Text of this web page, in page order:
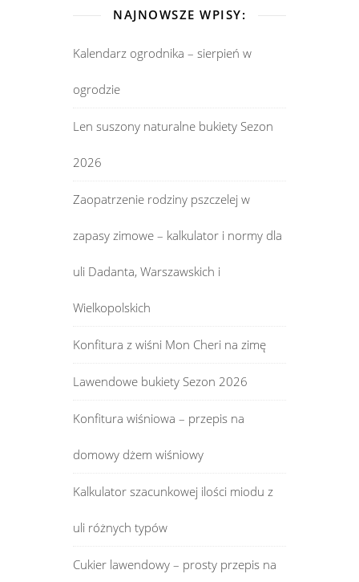
NAJNOWSZE WPISY:
Kalendarz ogrodnika – sierpień w
ogrodzie
Len suszony naturalne bukiety Sezon
2026
Zaopatrzenie rodziny pszczelej w
zapasy zimowe – kalkulator i normy dla
uli Dadanta, Warszawskich i
Wielkopolskich
Konfitura z wiśni Mon Cheri na zimę
Lawendowe bukiety Sezon 2026
Konfitura wiśniowa – przepis na
domowy dżem wiśniowy
Kalkulator szacunkowej ilości miodu z
uli różnych typów
Cukier lawendowy – prosty przepis na